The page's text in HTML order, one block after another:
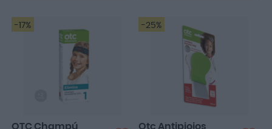
-17%
OTC Champú
-25%
Otc Antipiojos